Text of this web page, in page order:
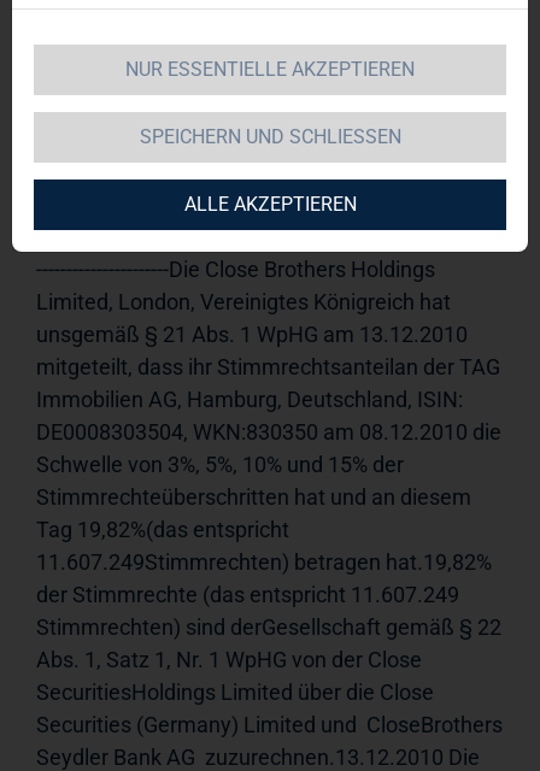
Verbreitung
TAG Immobilien AG 13.12.2010
15:35Veröffentlichung einer
Stimmrechtsmitteilung, übermittelt durch die
den Inhalt der Mitteilung ist der Emittent
verantwortlich.-----------------------------------------------------
----------------------Die Close Brothers Holdings
Limited, London, Vereinigtes Königreich hat
unsgemäß § 21 Abs. 1 WpHG am 13.12.2010
mitgeteilt, dass ihr Stimmrechtsanteilan der TAG
Immobilien AG, Hamburg, Deutschland, ISIN:
DE0008303504, WKN:830350 am 08.12.2010 die
Schwelle von 3%, 5%, 10% und 15% der
Stimmrechteüberschritten hat und an diesem
Tag 19,82%(das entspricht
11.607.249Stimmrechten) betragen hat.19,82%
der Stimmrechte (das entspricht 11.607.249
Stimmrechten) sind derGesellschaft gemäß § 22
Abs. 1, Satz 1, Nr. 1 WpHG von der Close
SecuritiesHoldings Limited über die Close
Securities (Germany) Limited und  CloseBrothers
Seydler Bank AG  zuzurechnen.13.12.2010 Die
NUR ESSENTIELLE AKZEPTIEREN
SPEICHERN UND SCHLIESSEN
ALLE AKZEPTIEREN